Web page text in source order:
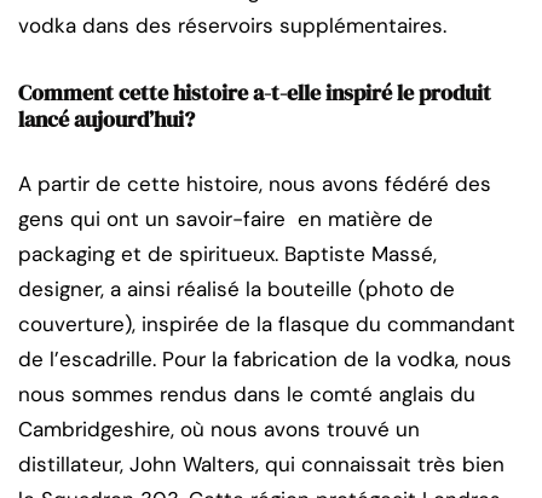
vodka dans des réservoirs supplémentaires.
Comment cette histoire a-t-elle inspiré le produit
lancé aujourd’hui?
A partir de cette histoire, nous avons fédéré des
gens qui ont un savoir-faire en matière de
packaging et de spiritueux. Baptiste Massé,
designer, a ainsi réalisé la bouteille (photo de
couverture), inspirée de la flasque du commandant
de l’escadrille. Pour la fabrication de la vodka, nous
nous sommes rendus dans le comté anglais du
Cambridgeshire, où nous avons trouvé un
distillateur, John Walters, qui connaissait très bien